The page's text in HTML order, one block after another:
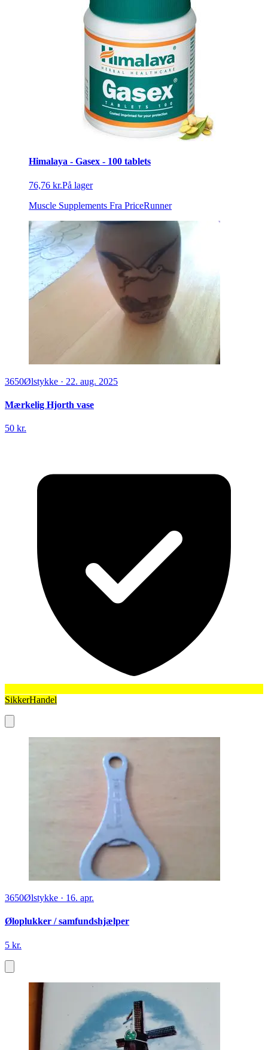
Himalaya - Gasex - 100 tablets
76,76 kr.På lager
Muscle Supplements Fra PriceRunner
3650Ølstykke · 22. aug. 2025
Mærkelig Hjorth vase
50 kr.
SikkerHandel
3650Ølstykke · 16. apr.
Øloplukker / samfundshjælper
5 kr.